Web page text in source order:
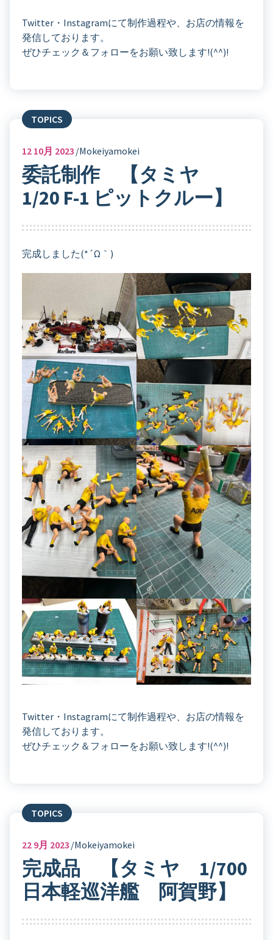
Twitter・Instagramにて制作過程や、お店の情報を
発信しております。
ぜひチェック＆フォローをお願い致します!(^^)!
TOPICS
12 10月 2023 Mokeiyamokei
委託制作 【タミヤ
1/20 F-1 ピットクルー】
完成しました(*´ω｀)
Twitter・Instagramにて制作過程や、お店の情報を
発信しております。
ぜひチェック＆フォローをお願い致します!(^^)!
TOPICS
22 9月 2023 Mokeiyamokei
完成品 【タミヤ 1/700
日本軽巡洋艦 阿賀野】